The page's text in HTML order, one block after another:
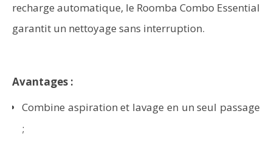
recharge automatique, le Roomba Combo Essential
garantit un nettoyage sans interruption.
Avantages :
Combine aspiration et lavage en un seul passage
;